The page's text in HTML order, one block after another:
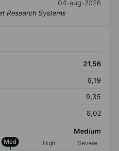
04-aug-2026
21,56
6,19
9,35
6,02
Medium
Med High
Severe